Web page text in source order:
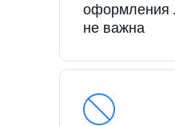
оформления
не важна